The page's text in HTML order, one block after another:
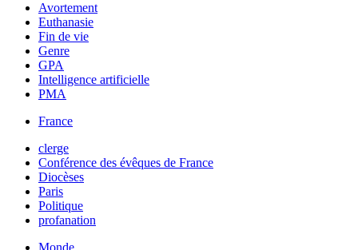
Avortement
Euthanasie
Fin de vie
Genre
GPA
Intelligence artificielle
PMA
France
clerge
Conférence des évêques de France
Diocèses
Paris
Politique
profanation
Monde